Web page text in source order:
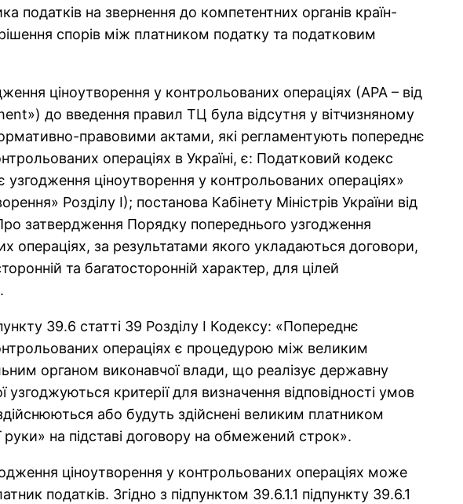
податків на звернення до компетентних органів країн-
спорів між платником податку та податковим
ціноутворення у контрольованих операціях (АРА – від
до введення правил ТЦ була відсутня у вітчизняному
правовими актами, які регламентують попереднє
операціях в Україні, є: Податковий кодекс
ціноутворення у контрольованих операціях»
Розділу І); постанова Кабінету Міністрів України від
затвердження Порядку попереднього узгодження
операціях, за результатами якого укладаються договори,
та багатосторонній характер, для цілей
39.6 статті 39 Розділу І Кодексу: «Попереднє
операціях є процедурою між великим
органом виконавчої влади, що реалізує державну
узгоджуються критерії для визначення відповідності умов
або будуть здійснені великим платником
руки» на підставі договору на обмежений строк».
ціноутворення у контрольованих операціях може
податків. Згідно з підпунктом 39.6.1.1 підпункту 39.6.1